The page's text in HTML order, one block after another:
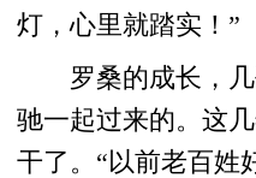
灯，心里就踏实！”
罗桑的成长，几
驰一起过来的。这
干了。“以前老百姓